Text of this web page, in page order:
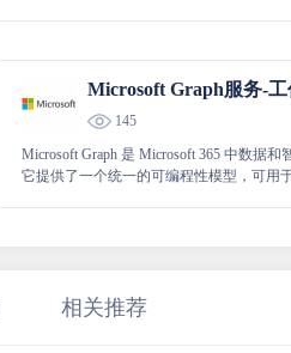
Microsoft Graph服务-
145
Microsoft Graph 是 Microsoft 365 中数据和
它提供了一个统一的可编程性模型，可用
相关推荐